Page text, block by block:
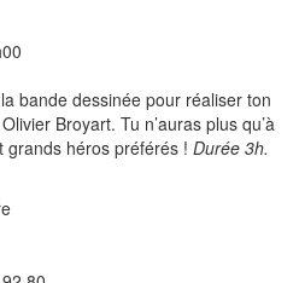
bande dessinée pour réaliser ton
Broyart. Tu n’auras plus qu’à
grands héros préférés ! Durée 3h.